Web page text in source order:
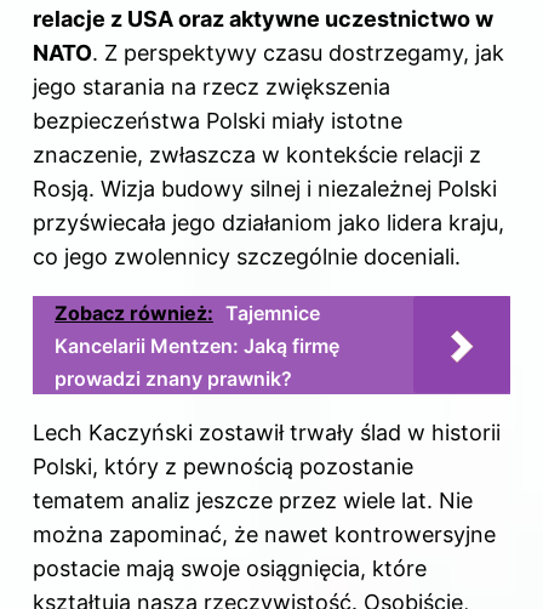
relacje z USA oraz aktywne uczestnictwo w
NATO. Z perspektywy czasu dostrzegamy, jak
jego starania na rzecz zwiększenia
bezpieczeństwa Polski miały istotne
znaczenie, zwłaszcza w kontekście relacji z
Rosją. Wizja budowy silnej i niezależnej Polski
przyświecała jego działaniom jako lidera kraju,
co jego zwolennicy szczególnie doceniali.
Zobacz również: Tajemnice
Kancelarii Mentzen: Jaką firmę
prowadzi znany prawnik?
Lech Kaczyński zostawił trwały ślad w historii
Polski, który z pewnością pozostanie
tematem analiz jeszcze przez wiele lat. Nie
można zapominać, że nawet kontrowersyjne
postacie mają swoje osiągnięcia, które
kształtują naszą rzeczywistość. Osobiście,